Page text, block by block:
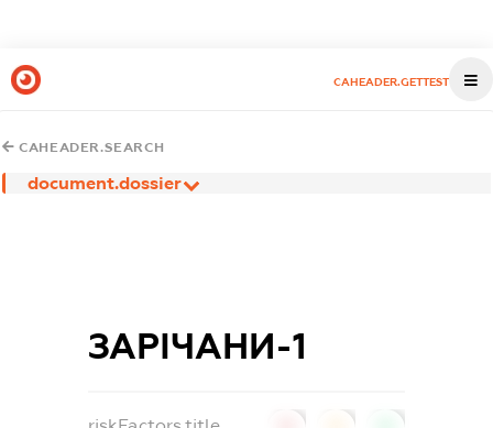
CAHEADER.GETTEST
CAHEADER.SEARCH
document.dossier
ЗАРІЧАНИ-1